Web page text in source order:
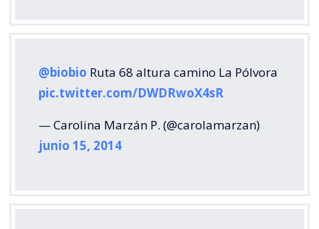
@biobio Ruta 68 altura camino La Pólvora
pic.twitter.com/DWDRwoX4sR
— Carolina Marzán P. (@carolamarzan)
junio 15, 2014